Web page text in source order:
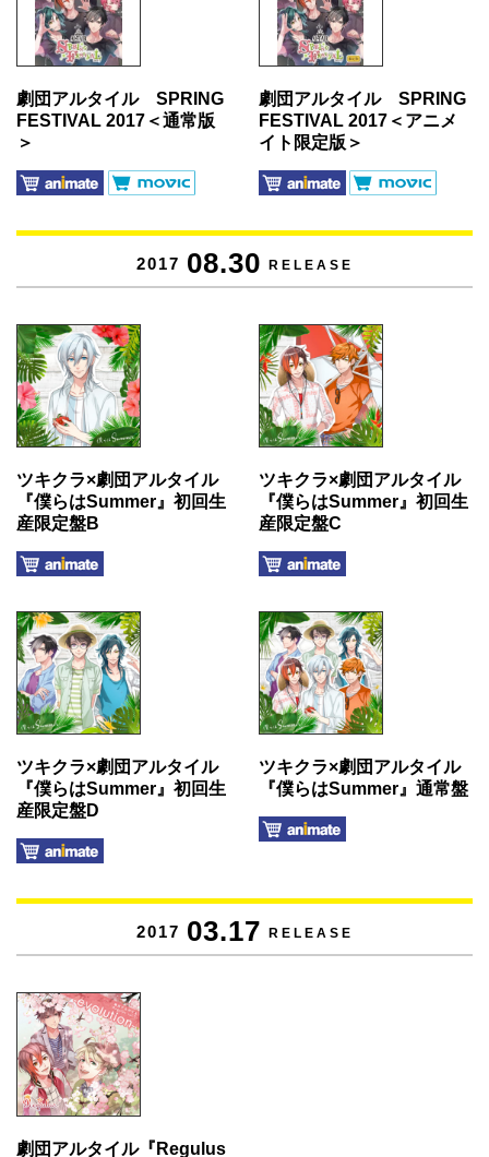
劇団アルタイル SPRING
FESTIVAL 2017＜通常版
＞
劇団アルタイル SPRING
FESTIVAL 2017＜アニメ
イト限定版＞
2017 08.30 RELEASE
ツキクラ×劇団アルタイル
『僕らはSummer』初回生
産限定盤B
ツキクラ×劇団アルタイル
『僕らはSummer』初回生
産限定盤C
ツキクラ×劇団アルタイル
『僕らはSummer』初回生
産限定盤D
ツキクラ×劇団アルタイル
『僕らはSummer』通常盤
2017 03.17 RELEASE
劇団アルタイル『Regulus